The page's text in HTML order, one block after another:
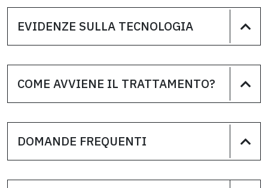
EVIDENZE SULLA TECNOLOGIA
COME AVVIENE IL TRATTAMENTO?
DOMANDE FREQUENTI